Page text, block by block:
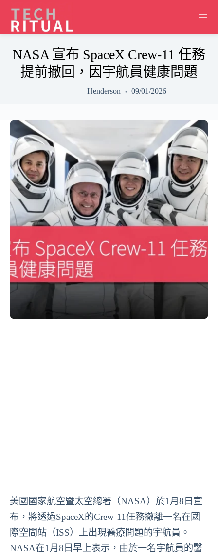
content
NASA 宣布 SpaceX Crew-11 任務
提前撤回，因宇航員健康問題
Henderson 09/01/2026
美國國家航空暨太空總署（NASA）於1月8日宣
布，將透過SpaceX的Crew-11任務撤離一名在國
際空間站（ISS）上出現醫療問題的宇航員。
NASA在1月8日早上表示，由於一名宇航員的醫